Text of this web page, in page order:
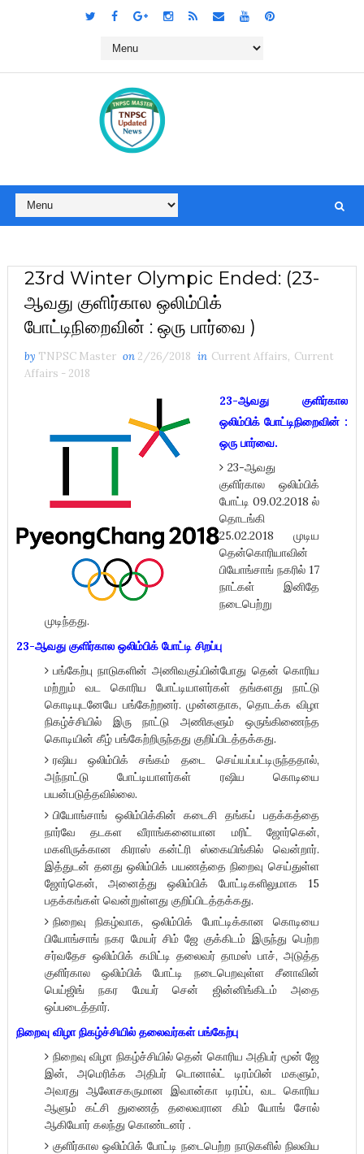
23rd Winter Olympic Ended: (23-
ஆவது குளிர்கால ஒலிம்பிக்
போட்டிநிறைவின் : ஒரு பார்வை )
by TNPSC Master on 2/26/2018 in Current Affairs, Current
Affairs - 2018
23-ஆவது குளிர்கால
ஒலிம்பிக் போட்டிநிறைவின் :
ஒரு பார்வை.
23-ஆவது
குளிர்கால ஒலிம்பிக்
போட்டி 09.02.2018 ல்
தொடங்கி
25.02.2018 முடிய
தென்கொரியாவின்
பியோங்சாங் நகரில் 17
நாட்கள் இனிதே
நடைபெற்று
முடிந்தது.
23-ஆவது குளிர்கால ஒலிம்பிக் போட்டி சிறப்பு
பங்கேற்பு நாடுகளின் அணிவகுப்பின்போது தென் கொரிய
மற்றும் வட கொரிய போட்டியாளர்கள் தங்களது நாட்டு
கொடியுடனேயே பங்கேற்றனர். முன்னதாக, தொடக்க விழா
நிகழ்ச்சியில் இரு நாட்டு அணிகளும் ஒருங்கிணைந்த
கொடியின் கீழ் பங்கேற்றிருந்தது குறிப்பிடத்தக்கது.
ரஷிய ஒலிம்பிக் சங்கம் தடை செய்யப்பட்டிருந்ததால்,
அந்நாட்டு போட்டியாளர்கள் ரஷிய கொடியை
பயன்படுத்தவில்லை.
பியோங்சாங் ஒலிம்பிக்கின் கடைசி தங்கப் பதக்கத்தை
நார்வே தடகள வீராங்கனையான மரிட் ஜோர்கென்,
மகளிருக்கான கிராஸ் கன்ட்ரி ஸ்கையிங்கில் வென்றார்.
இத்துடன் தனது ஒலிம்பிக் பயணத்தை நிறைவு செய்துள்ள
ஜோர்கென், அனைத்து ஒலிம்பிக் போட்டிகளிலுமாக 15
பதக்கங்கள் வென்றுள்ளது குறிப்பிடத்தக்கது.
நிறைவு நிகழ்வாக, ஒலிம்பிக் போட்டிக்கான கொடியை
பியோங்சாங் நகர மேயர் சிம் ஜே குக்கிடம் இருந்து பெற்ற
சர்வதேச ஒலிம்பிக் கமிட்டி தலைவர் தாமஸ் பாச், அடுத்த
குளிர்கால ஒலிம்பிக் போட்டி நடைபெறவுள்ள சீனாவின்
பெய்ஜிங் நகர மேயர் சென் ஜின்னிங்கிடம் அதை
ஒப்படைத்தார்.
நிறைவு விழா நிகழ்ச்சியில் தலைவர்கள் பங்கேற்பு
நிறைவு விழா நிகழ்ச்சியில் தென் கொரிய அதிபர் மூன் ஜே
இன், அமெரிக்க அதிபர் டொனால்ட் டிரம்பின் மகளும்,
அவரது ஆலோசகருமான இவான்கா டிரம்ப், வட கொரிய
ஆளும் கட்சி துணைத் தலைவரான கிம் யோங் சோல்
ஆகியோர் கலந்து கொண்டனர் .
குளிர்கால ஒலிம்பிக் போட்டி நடைபெற்ற நாடுகளில் நிலவிய